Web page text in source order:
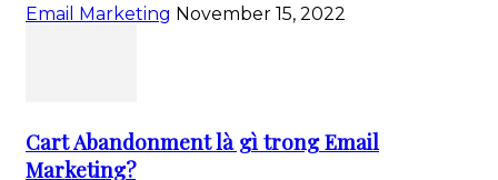
Email Marketing November 15, 2022
Cart Abandonment là gì trong Email
Marketing?